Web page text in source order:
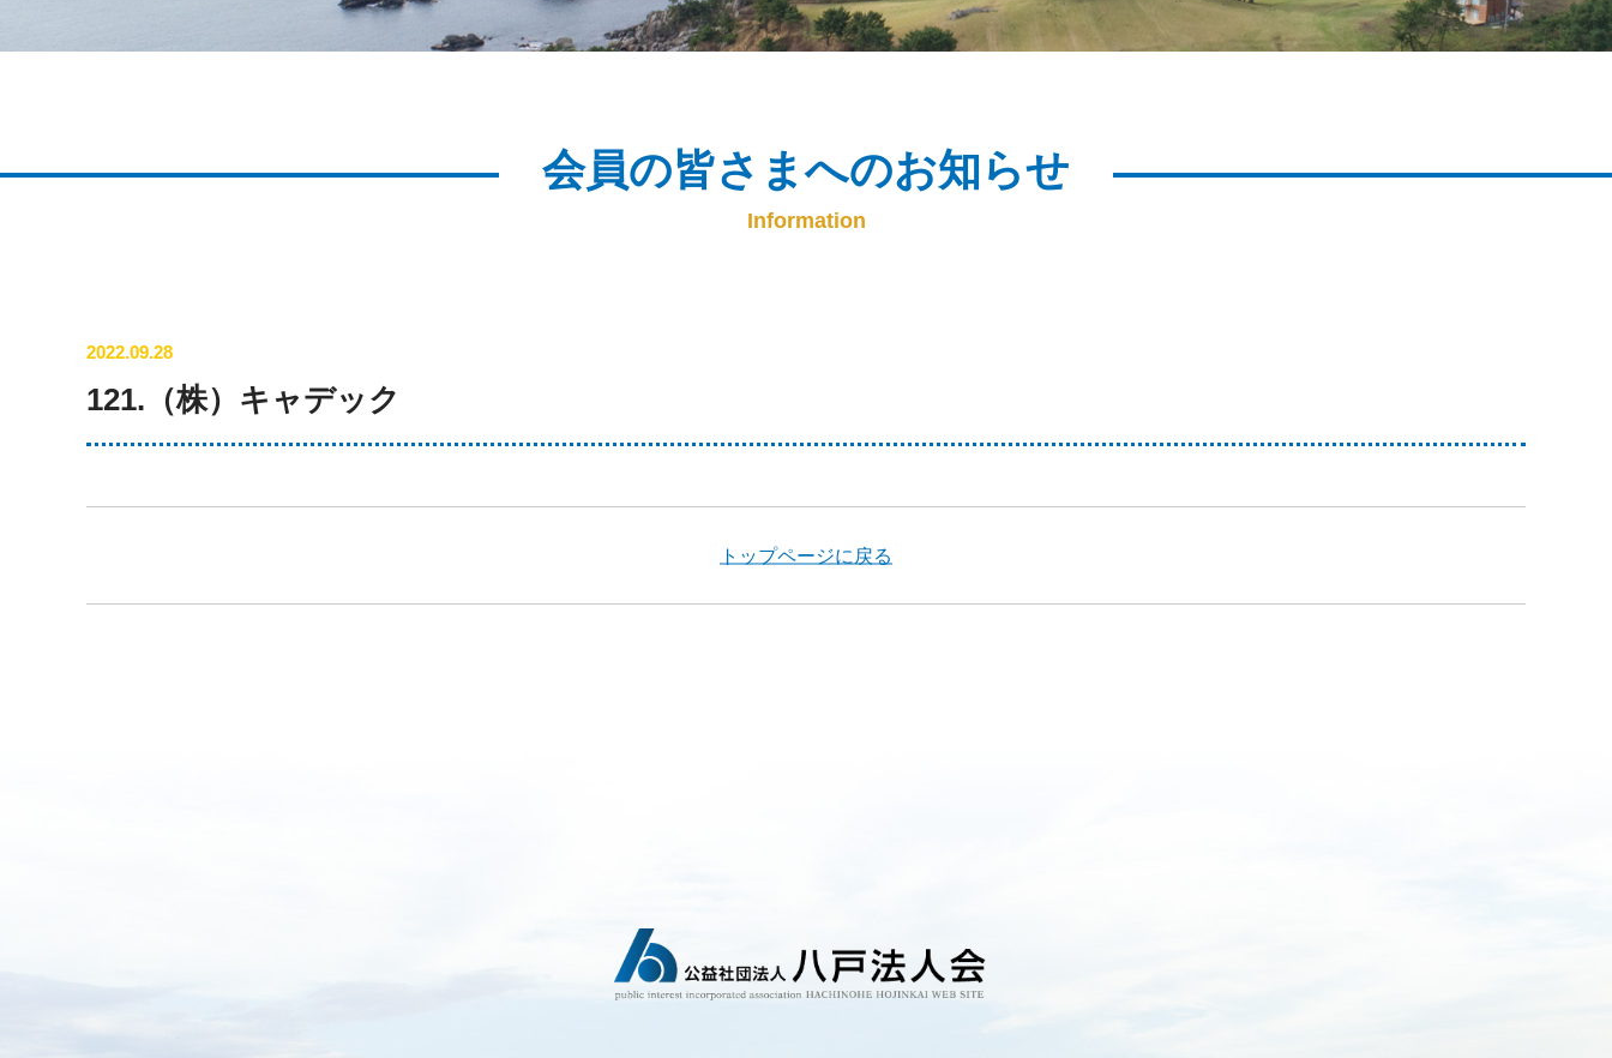
会員の皆さまへのお知らせ
Information
2022.09.28
121.（株）キャデック
トップページに戻る